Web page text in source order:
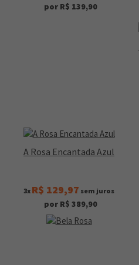
por R$ 139,90
A Rosa Encantada Azul
3x R$ 129,97 sem juros
por R$ 389,90